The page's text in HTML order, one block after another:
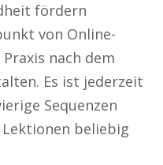
fördern
von Online-
nach dem
Es ist jederzeit
Sequenzen
beliebig